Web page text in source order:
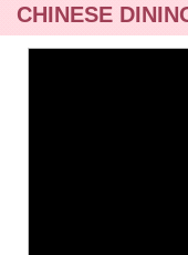
CHINESE